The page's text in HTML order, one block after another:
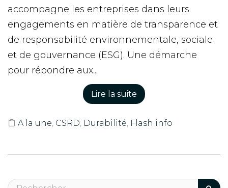
accompagne les entreprises dans leurs
engagements en matière de transparence et
de responsabilité environnementale, sociale
et de gouvernance (ESG). Une démarche
pour répondre aux...
Lire la suite
A la une, CSRD, Durabilité, Flash info